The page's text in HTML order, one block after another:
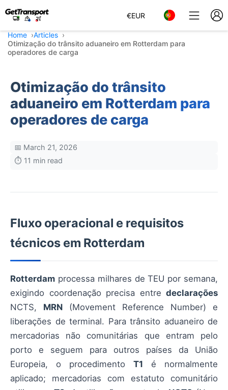
€EUR
Home
Articles
Otimização do trânsito aduaneiro em Rotterdam para
operadores de carga
Otimização do trânsito
aduaneiro em Rotterdam para
operadores de carga
📅 March 21, 2026
⏱️ 11 min read
Fluxo operacional e requisitos
técnicos em Rotterdam
Rotterdam processa milhares de TEU por semana,
exigindo coordenação precisa entre declarações
NCTS, MRN (Movement Reference Number) e
liberações de terminal. Para trânsito aduaneiro de
mercadorias não comunitárias que entram pelo
porto e seguem para outros países da União
Europeia, o procedimento T1 é normalmente
aplicado; mercadorias com estatuto comunitário